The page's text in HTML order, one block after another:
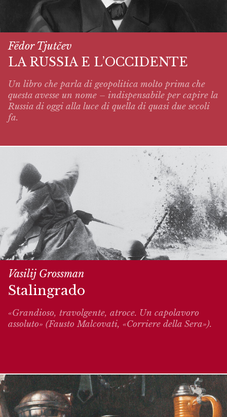
Fëdor Tjutčev
LA RUSSIA E L’OCCIDENTE
Un libro che parla di geopolitica molto prima che
questa avesse un nome – indispensabile per capire la
Russia di oggi alla luce di quella di quasi due secoli
fa.
Vasilij Grossman
Stalingrado
«Grandioso, travolgente, atroce. Un capolavoro
assoluto» (Fausto Malcovati, «Corriere della Sera»).